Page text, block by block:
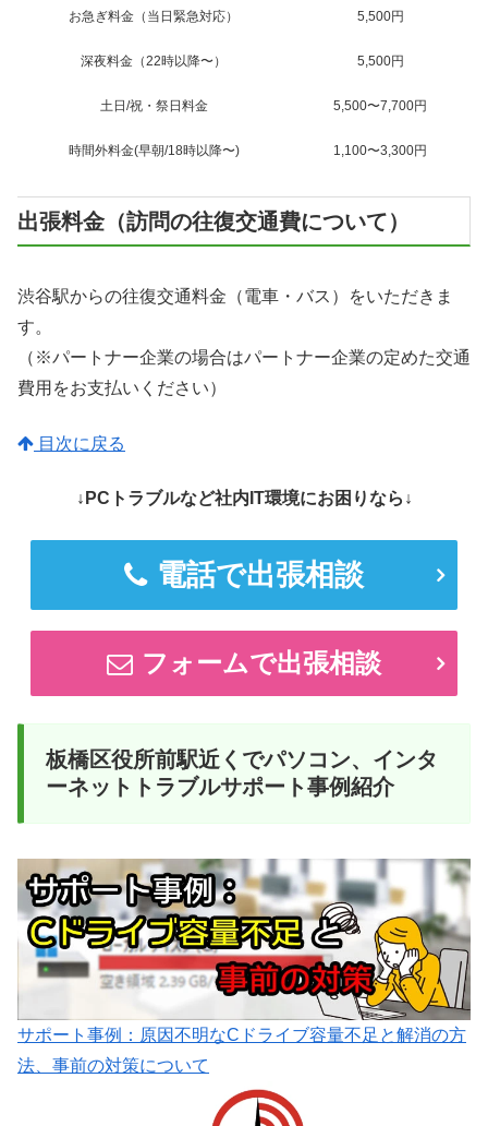
お急ぎ料金（当日緊急対応） 5,500円
深夜料金（22時以降〜） 5,500円
土日/祝・祭日料金 5,500〜7,700円
時間外料金(早朝/18時以降〜) 1,100〜3,300円
出張料金（訪問の往復交通費について）
渋谷駅からの往復交通料金（電車・バス）をいただきま
す。
（※パートナー企業の場合はパートナー企業の定めた交通
費用をお支払いください）
目次に戻る
↓PCトラブルなど社内IT環境にお困りなら↓
電話で出張相談
フォームで出張相談
板橋区役所前駅近くでパソコン、インタ
ーネットトラブルサポート事例紹介
サポート事例：原因不明なCドライブ容量不足と解消の方
法、事前の対策について